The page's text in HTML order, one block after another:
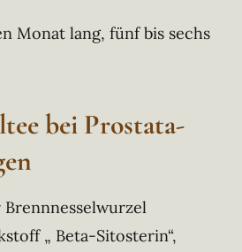
Monat lang, fünf bis sechs
bei Prostata-
„ Beta-Sitosterin“,